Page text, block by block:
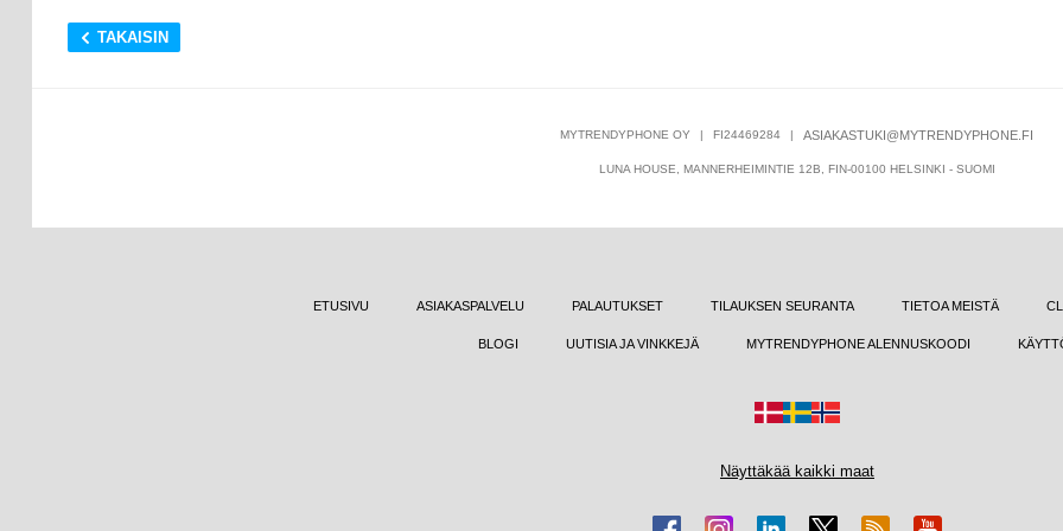
TAKAISIN
MYTRENDYPHONE OY | FI24469284 | ASIAKASTUKI@MYTRENDYPHONE.FI
LUNA HOUSE, MANNERHEIMINTIE 12B, FIN-00100 HELSINKI - SUOMI
ETUSIVU ASIAKASPALVELU PALAUTUKSET TILAUKSEN SEURANTA TIETOA MEISTÄ
BLOGI UUTISIA JA VINKKEJÄ MYTRENDYPHONE ALENNUSKOODI
Näyttäkää kaikki maat